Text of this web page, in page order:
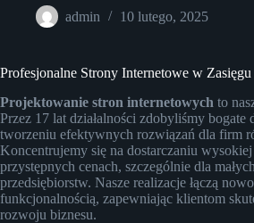
admin 10 lutego, 2025
Profesjonalne Strony Internetowe w
Projektowanie stron internetowych to
Przez 17 lat działalności zdobyliśmy bogate
tworzeniu efektywnych rozwiązań dla firm
Koncentrujemy się na dostarczaniu
przystępnych cenach, szczególnie dla
przedsiębiorstw. Nasze realizacje łączą
funkcjonalnością, zapewniając klientom
rozwoju biznesu.